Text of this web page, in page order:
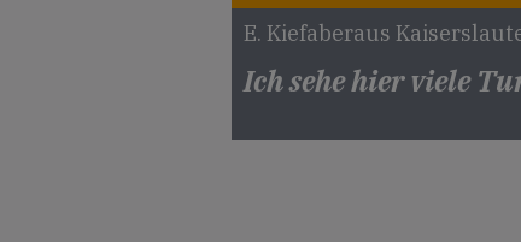
E. Kiefaberaus
Ich sehe hier viele